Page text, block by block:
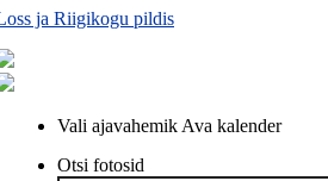
ja Riigikogu pildis
Vali ajavahemik Ava kalender
Otsi fotosid